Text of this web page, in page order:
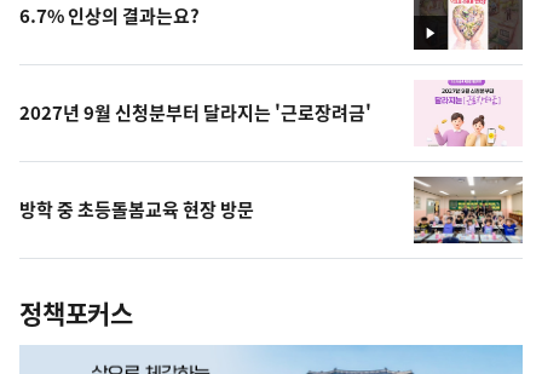
영
상
6.7% 인상의 결과는요?
2027년 9월 신청분부터 달라지는 '근로장려금'
방학 중 초등돌봄교육 현장 방문
정책포커스